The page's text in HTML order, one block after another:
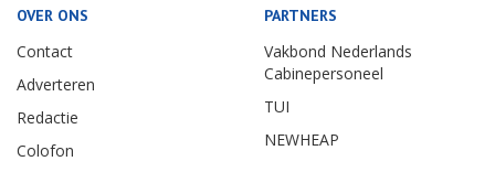
OVER ONS
Contact
Adverteren
Redactie
Colofon
PARTNERS
Vakbond Nederlands
Cabinepersoneel
TUI
NEWHEAP